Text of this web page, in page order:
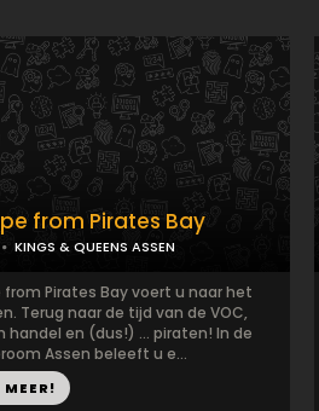
from Pirates Bay
KINGS & QUEENS ASSEN
from Pirates Bay voert u naar het
Terug naar de tijd van de VOC,
handel en (dus!) … piraten! In de
Assen beleeft u e...
MEER!